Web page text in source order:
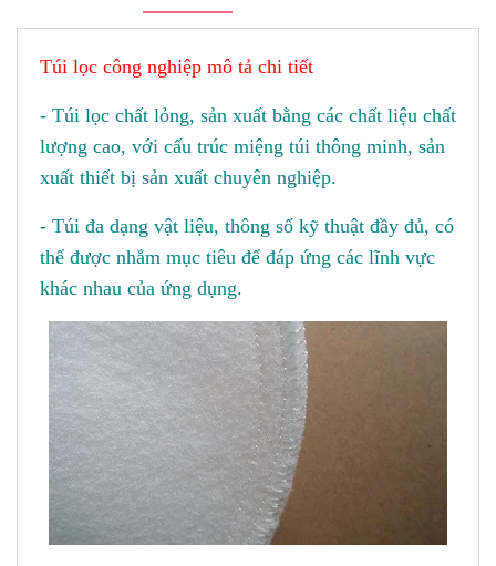
Túi lọc công nghiệp mô tả chi tiết
- Túi lọc chất lỏng, sản xuất bằng các chất liệu chất
lượng cao, với cấu trúc miệng túi thông minh, sản
xuất thiết bị sản xuất chuyên nghiệp.
- Túi đa dạng vật liệu, thông số kỹ thuật đầy đủ, có
thể được nhắm mục tiêu để đáp ứng các lĩnh vực
khác nhau của ứng dụng.